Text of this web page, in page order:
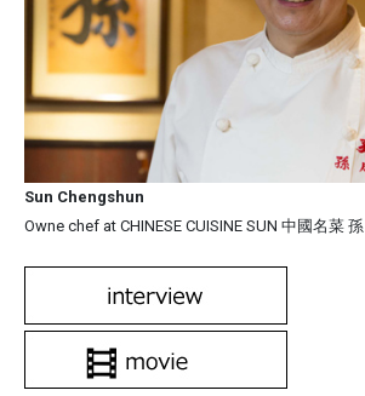
Sun Chengshun
Owne chef at CHINESE CUISINE SUN 中國名菜 孫